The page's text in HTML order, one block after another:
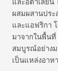
ผสมผสานประ
และแอฟริกา
มาจากในพื้นที่
สมบูรณ์อย่าง
เป็นแหล่งอาห